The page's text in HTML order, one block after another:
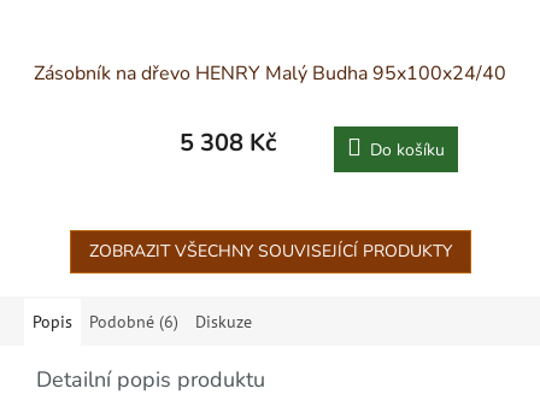
Zásobník na dřevo HENRY Malý Budha 95x100x24/40
5 308 Kč Do košíku
ZOBRAZIT VŠECHNY SOUVISEJÍCÍ PRODUKTY
Popis Podobné (6) Diskuze
Detailní popis produktu